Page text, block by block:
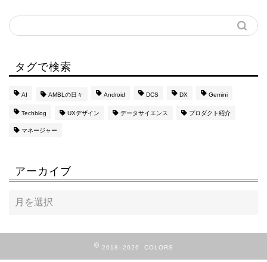
タグで検索
AI AMBLの日々 Android DCS DX Gemini
Techblog UXデザイン データサイエンス プロダクト紹介
マネージャー
アーカイブ
2018–2026 COLORS